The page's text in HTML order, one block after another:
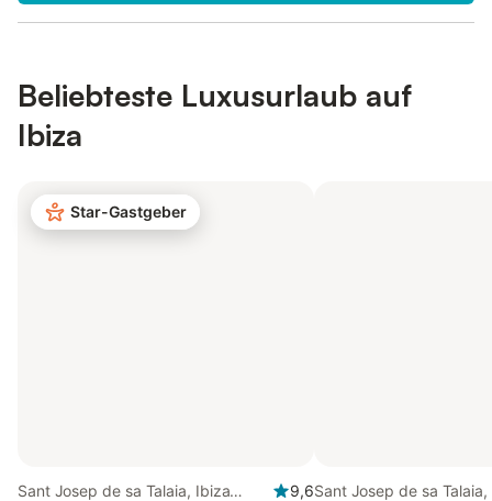
Beliebteste Luxusurlaub auf
Ibiza
Star-Gastgeber
Sant Josep de sa Talaia, Ibiza
9,6Sant Josep de sa